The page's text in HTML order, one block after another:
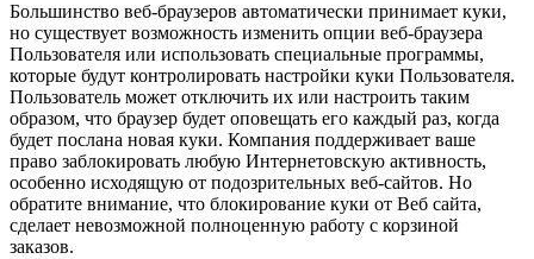
Большинство веб-браузеров автоматически принимает куки,
но существует возможность изменить опции веб-браузера
Пользователя или использовать специальные программы,
которые будут контролировать настройки куки Пользователя.
Пользователь может отключить их или настроить таким
образом, что браузер будет оповещать его каждый раз, когда
будет послана новая куки. Компания поддерживает ваше
право заблокировать любую Интернетовскую активность,
особенно исходящую от подозрительных веб-сайтов. Но
обратите внимание, что блокирование куки от Веб сайта,
сделает невозможной полноценную работу с корзиной
заказов.